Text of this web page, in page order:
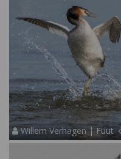
Willem Verhagen | Fuut